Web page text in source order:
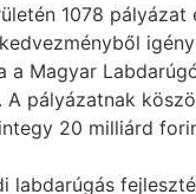
1078 pályázat
a Magyar
A pályázatnak
20 milliárd
labdarúgás